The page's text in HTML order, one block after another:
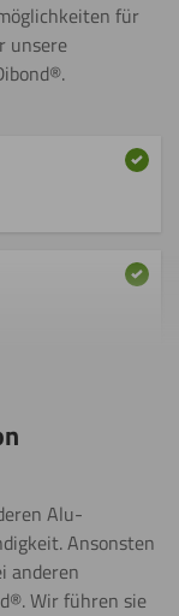
für
unsere
Alu-
Ansonsten
anderen
Wir führen sie